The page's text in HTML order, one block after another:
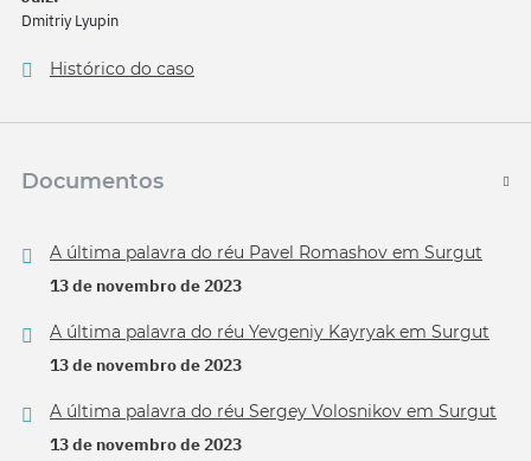
Dmitriy Lyupin
Histórico do caso
Documentos
A última palavra do réu Pavel Romashov em Surgut
13 de novembro de 2023
A última palavra do réu Yevgeniy Kayryak em Surgut
13 de novembro de 2023
A última palavra do réu Sergey Volosnikov em Surgut
13 de novembro de 2023